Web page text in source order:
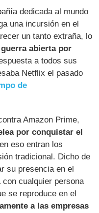
dedicada al mundo
una incursión en el
un tanto extraña, lo
abierta por
a todos sus
Netflix el pasado
de
Amazon Prime,
por conquistar el
eso entran los
tradicional. Dicho de
su presencia en el
cualquier persona
se reproduce en el
a las empresas